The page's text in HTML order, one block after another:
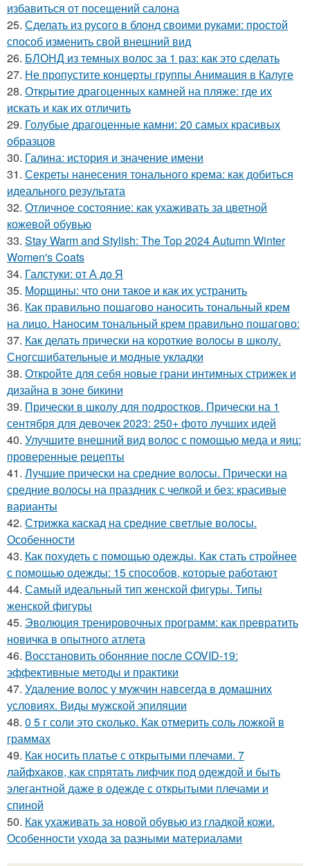
избавиться от посещений салона
25. Сделать из русого в блонд своими руками: простой
способ изменить свой внешний вид
26. БЛОНД из темных волос за 1 раз: как это сделать
27. Не пропустите концерты группы Анимация в Калуге
28. Открытие драгоценных камней на пляже: где их
искать и как их отличить
29. Голубые драгоценные камни: 20 самых красивых
образцов
30. Галина: история и значение имени
31. Секреты нанесения тонального крема: как добиться
идеального результата
32. Отличное состояние: как ухаживать за цветной
кожевой обувью
33. Stay Warm and Stylish: The Top 2024 Autumn Winter
Women's Coats
34. Галстуки: от А до Я
35. Морщины: что они такое и как их устранить
36. Как правильно пошагово наносить тональный крем
на лицо. Наносим тональный крем правильно пошагово:
37. Как делать прически на короткие волосы в школу.
Сногсшибательные и модные укладки
38. Откройте для себя новые грани интимных стрижек и
дизайна в зоне бикини
39. Прически в школу для подростков. Прически на 1
сентября для девочек 2023: 250+ фото лучших идей
40. Улучшите внешний вид волос с помощью меда и яиц:
проверенные рецепты
41. Лучшие прически на средние волосы. Прически на
средние волосы на праздник с челкой и без: красивые
варианты
42. Стрижка каскад на средние светлые волосы.
Особенности
43. Как похудеть с помощью одежды. Как стать стройнее
с помощью одежды: 15 способов, которые работают
44. Самый идеальный тип женской фигуры. Типы
женской фигуры
45. Эволюция тренировочных программ: как превратить
новичка в опытного атлета
46. Восстановить обоняние после COVID-19:
эффективные методы и практики
47. Удаление волос у мужчин навсегда в домашних
условиях. Виды мужской эпиляции
48. 0 5 г соли это сколько. Как отмерить соль ложкой в
граммах
49. Как носить платье с открытыми плечами. 7
лайфхаков, как спрятать лифчик под одеждой и быть
элегантной даже в одежде с открытыми плечами и
спиной
50. Как ухаживать за новой обувью из гладкой кожи.
Особенности ухода за разными материалами